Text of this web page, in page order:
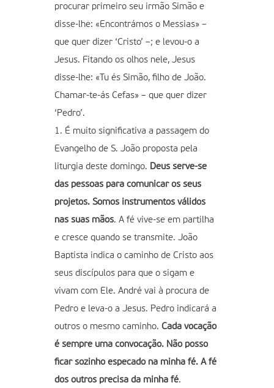
procurar primeiro seu irmão Simão e
disse-lhe: «Encontrámos o Messias» –
que quer dizer ‘Cristo’ –; e levou-o a
Jesus. Fitando os olhos nele, Jesus
disse-lhe: «Tu és Simão, filho de João.
Chamar-te-ás Cefas» – que quer dizer
‘Pedro’.
1. É muito significativa a passagem do
Evangelho de S. João proposta pela
liturgia deste domingo. Deus serve-se
das pessoas para comunicar os seus
projetos. Somos instrumentos válidos
nas suas mãos. A fé vive-se em partilha
e cresce quando se transmite. João
Baptista indica o caminho de Cristo aos
seus discípulos para que o sigam e
vivam com Ele. André vai à procura de
Pedro e leva-o a Jesus. Pedro indicará a
outros o mesmo caminho. Cada vocação
é sempre uma convocação. Não posso
ficar sozinho especado na minha fé. A fé
dos outros precisa da minha fé.